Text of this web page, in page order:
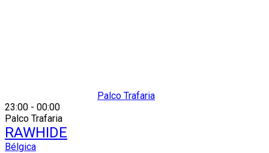
Palco Trafaria
23:00 - 00:00
Palco Trafaria
RAWHIDE
Bélgica